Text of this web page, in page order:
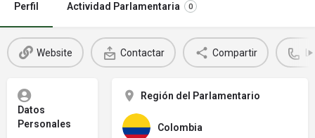
Perfil Actividad Parlamentaria 0
Website Contactar Compartir
Datos
Personales
Región del Parlamentario
Colombia